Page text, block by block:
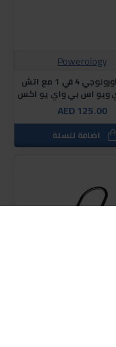
Powerology
وصلة باورولوجي 4 في 1 مع اتش
ويو اس بي واي يو اكس
AED 125.00
اضافة للسلة